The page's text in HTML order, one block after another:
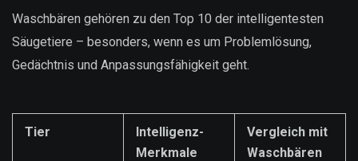
Waschbären gehören zu den Top 10 der intelligentesten
Säugetiere – besonders, wenn es um Problemlösung,
Gedächtnis und Anpassungsfähigkeit geht.
Tier
Intelligenz-
Merkmale
Vergleich mit
Waschbären